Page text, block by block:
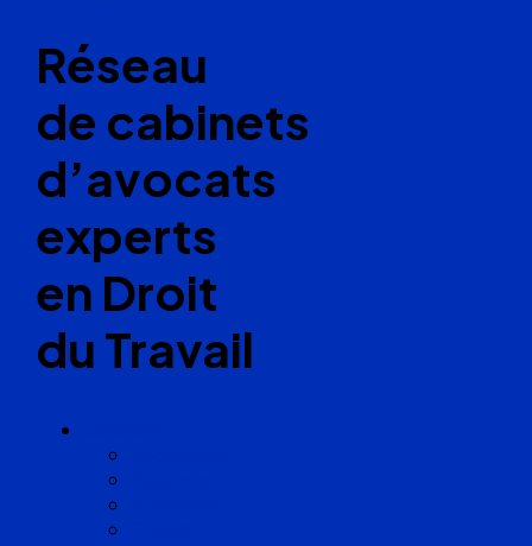
Réseau
de cabinets
d’avocats
experts
en Droit
du Travail